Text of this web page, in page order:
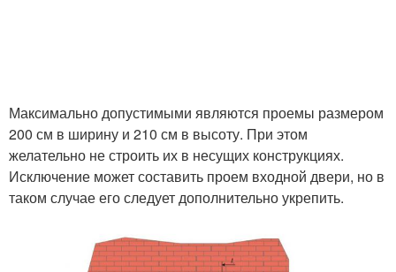
Максимально допустимыми являются проемы размером
200 см в ширину и 210 см в высоту. При этом
желательно не строить их в несущих конструкциях.
Исключение может составить проем входной двери, но в
таком случае его следует дополнительно укрепить.